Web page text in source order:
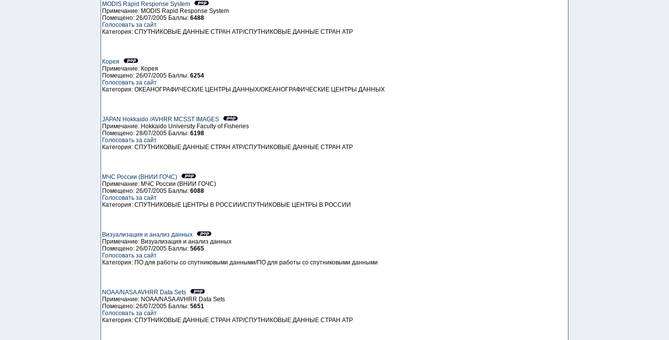
MODIS Rapid Response System
Примечание: MODIS Rapid Response System
Помещено: 26/07/2005 Баллы: 6488
Голосовать за сайт
Категория: СПУТНИКОВЫЕ ДАННЫЕ СТРАН ATP/СПУТНИКОВЫЕ ДАННЫЕ СТРАН ATP
Корея
Примечание: Корея
Помещено: 26/07/2005 Баллы: 6254
Голосовать за сайт
Категория: ОКЕАНОГРАФИЧЕСКИЕ ЦЕНТРЫ ДАННЫХ/ОКЕАНОГРАФИЧЕСКИЕ ЦЕНТРЫ ДАННЫХ
JAPAN Hokkaido /AVHRR MCSST IMAGES
Примечание: Hokkaido University Faculty of Fisheries
Помещено: 28/07/2005 Баллы: 6198
Голосовать за сайт
Категория: СПУТНИКОВЫЕ ДАННЫЕ СТРАН ATP/СПУТНИКОВЫЕ ДАННЫЕ СТРАН ATP
МЧС России (ВНИИ ГОЧС)
Примечание: МЧС России (ВНИИ ГОЧС)
Помещено: 26/07/2005 Баллы: 6088
Голосовать за сайт
Категория: СПУТНИКОВЫЕ ЦЕНТРЫ В РОССИИ/СПУТНИКОВЫЕ ЦЕНТРЫ В РОССИИ
Визуализация и анализ данных
Примечание: Визуализация и анализ данных
Помещено: 26/07/2005 Баллы: 5665
Голосовать за сайт
Категория: ПO для работы со спутниковыми данными/ПO для работы со спутниковыми данными
NOAA/NASA AVHRR Data Sets
Примечание: NOAA/NASA AVHRR Data Sets
Помещено: 26/07/2005 Баллы: 5651
Голосовать за сайт
Категория: СПУТНИКОВЫЕ ДАННЫЕ СТРАН ATP/СПУТНИКОВЫЕ ДАННЫЕ СТРАН ATP